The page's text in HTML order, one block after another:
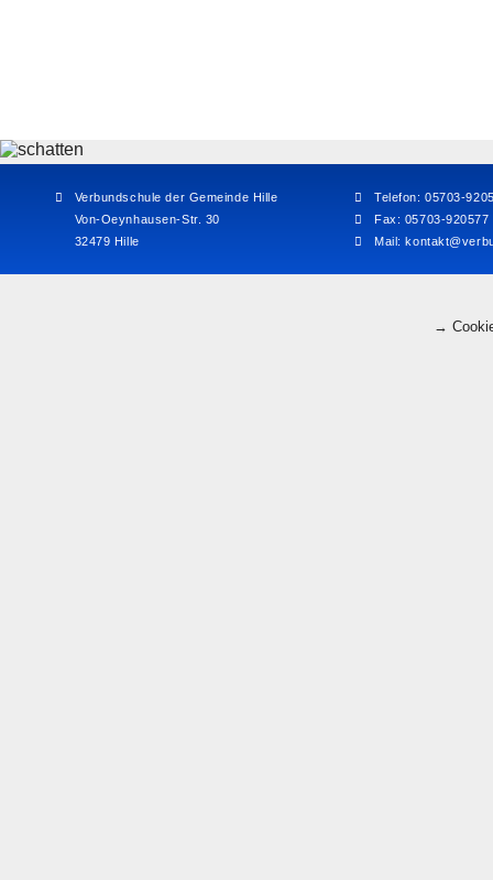
Verbundschule der Gemeinde Hille
Von-Oeynhausen-Str. 30
32479 Hille
Telefon: 05703-
Fax: 05703-920577
Mail:
→